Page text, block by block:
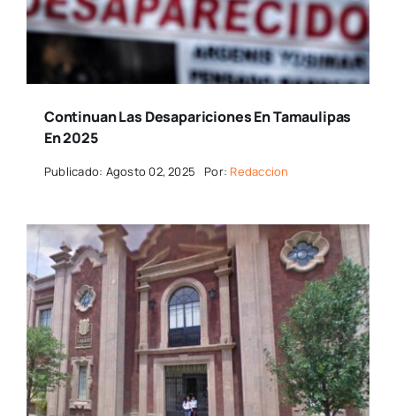
Continuan Las Desapariciones En Tamaulipas
En 2025
Publicado: Agosto 02, 2025 Por: Redaccion